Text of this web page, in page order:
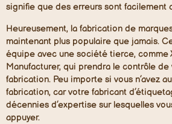
signifie que des erreurs sont facilement
Heureusement, la fabrication de
maintenant plus populaire que jamais.
équipe avec une société tierce, comme
Manufacturer, qui prendra le contrôle
fabrication. Peu importe si vous n’avez
fabrication, car votre fabricant
décennies d’expertise sur lesquelles
appuyer.